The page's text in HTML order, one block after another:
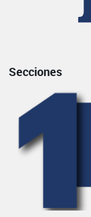
Secciones